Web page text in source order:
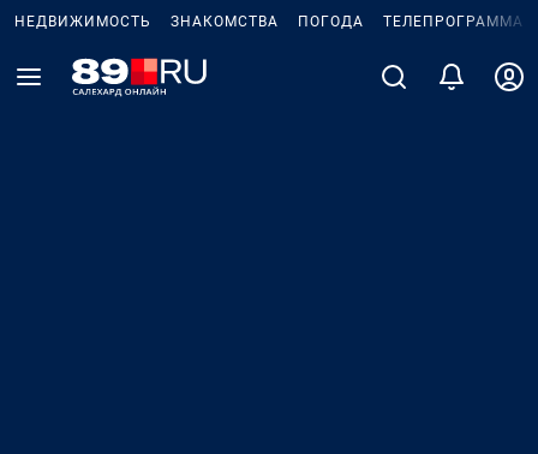
НЕДВИЖИМОСТЬ ЗНАКОМСТВА ПОГОДА ТЕЛЕПРОГРАММА